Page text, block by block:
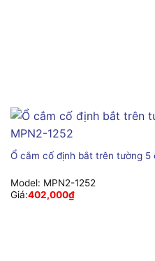
Ổ cắm cố định bắt trên tường 5
Model: MPN2-1252
Giá:402,000₫